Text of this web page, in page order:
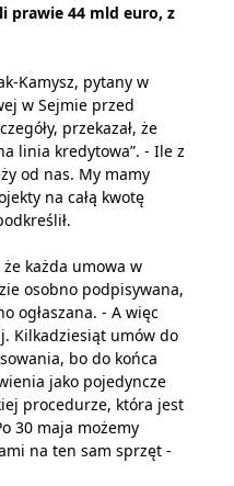
prawie 44 mld euro, z
Kamysz, pytany w
w Sejmie przed
przekazał, że
linia kredytowa”. - Ile z
od nas. My mamy
na całą kwotę
każda umowa w
osobno podpisywana,
ogłaszana. - A więc
Kilkadziesiąt umów do
bo do końca
jako pojedyncze
procedurze, która jest
30 maja możemy
na ten sam sprzęt -